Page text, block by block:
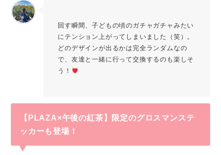
回す瞬間、子どもの頃のガチャガチャみたい
にテンション上がってしまいました（笑）。
どのデザインが出るかは完全ランダムなの
で、友達と一緒に行って交換するのも楽しそ
う！
【PLAZA×午後の紅茶】限定のグロスマンステ
ッカーも登場！